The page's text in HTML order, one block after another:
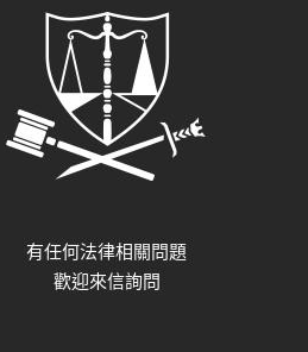
有任何法律相關問題
歡迎來信詢問